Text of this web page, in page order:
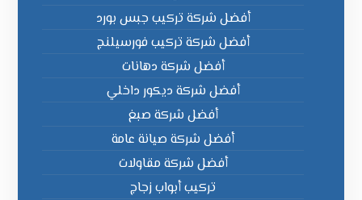
أفضل شركة تركيب جبس بورد
أفضل شركة تركيب فورسيلنج
أفضل شركة دهانات
أفضل شركة ديكور داخلي
أفضل شركة صبغ
أفضل شركة صيانة عامة
أفضل شركة مقاولات
تركيب أبواب زجاج